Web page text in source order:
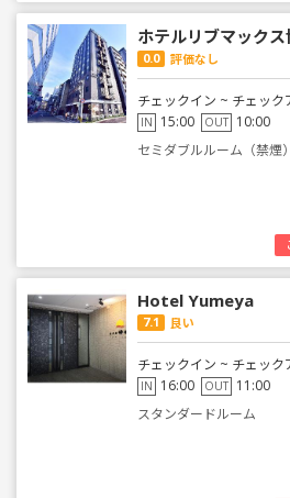
ホテルリブマック
0.0 評価なし
チェックイン ~ チェック
IN 15:00 OUT 10:00
セミダブルルーム（禁煙）
Hotel Yumeya
7.1 良い
チェックイン ~ チェック
IN 16:00 OUT 11:00
スタンダードルーム